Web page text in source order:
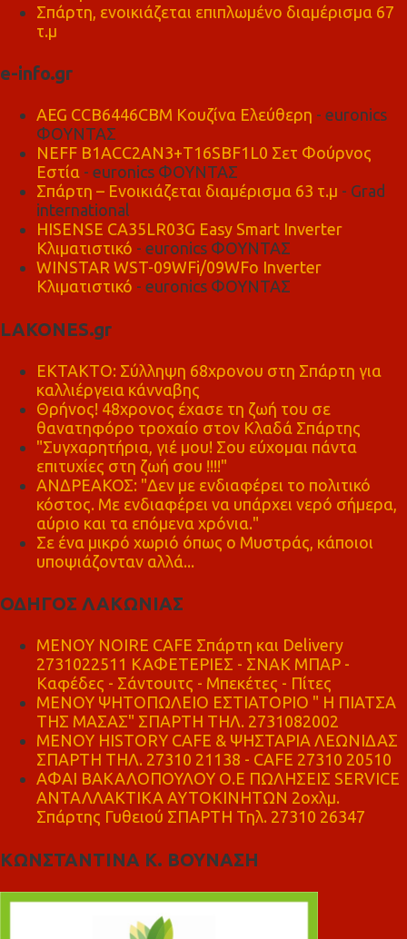
Σπάρτη, ενοικιάζεται επιπλωμένο διαμέρισμα 67
τ.μ
e-info.gr
AEG CCB6446CBM Κουζίνα Ελεύθερη - euronics
ΦΟΥΝΤΑΣ
NEFF B1ACC2AN3+T16SBF1L0 Σετ Φούρνος
Εστία - euronics ΦΟΥΝΤΑΣ
Σπάρτη – Ενοικιάζεται διαμέρισμα 63 τ.μ - Grad
international
HISENSE CA35LR03G Easy Smart Inverter
Κλιματιστικό - euronics ΦΟΥΝΤΑΣ
WINSTAR WST-09WFi/09WFo Inverter
Κλιματιστικό - euronics ΦΟΥΝΤΑΣ
LAKONES.gr
ΕΚΤΑΚΤΟ: Σύλληψη 68χρονου στη Σπάρτη για
καλλιέργεια κάνναβης
Θρήνος! 48χρονος έχασε τη ζωή του σε
θανατηφόρο τροχαίο στον Κλαδά Σπάρτης
"Συγχαρητήρια, γιέ μου! Σου εύχομαι πάντα
επιτυχίες στη ζωή σου !!!!"
ΑΝΔΡΕΑΚΟΣ: "Δεν με ενδιαφέρει το πολιτικό
κόστος. Με ενδιαφέρει να υπάρχει νερό σήμερα,
αύριο και τα επόμενα χρόνια."
Σε ένα μικρό χωριό όπως ο Μυστράς, κάποιοι
υποψιάζονταν αλλά...
ΟΔΗΓΟΣ ΛΑΚΩΝΙΑΣ
MENOY NOIRE CAFE Σπάρτη και Delivery
2731022511 ΚΑΦΕΤΕΡΙΕΣ - ΣΝΑΚ ΜΠΑΡ -
Καφέδες - Σάντουιτς - Μπεκέτες - Πίτες
ΜΕΝΟΥ ΨΗΤΟΠΩΛΕΙΟ ΕΣΤΙΑΤΟΡΙΟ " Η ΠΙΑΤΣΑ
ΤΗΣ ΜΑΣΑΣ" ΣΠΑΡΤΗ ΤΗΛ. 2731082002
ΜΕΝΟΥ HISTORY CAFE & ΨΗΣΤΑΡΙΑ ΛΕΩΝΙΔΑΣ
ΣΠΑΡΤΗ ΤΗΛ. 27310 21138 - CAFE 27310 20510
ΑΦΑΙ ΒΑΚΑΛΟΠΟΥΛΟΥ Ο.Ε ΠΩΛΗΣΕΙΣ SERVICE
ΑΝΤΑΛΛΑΚΤΙΚΑ ΑΥΤΟΚΙΝΗΤΩΝ 2οχλμ.
Σπάρτης Γυθειού ΣΠΑΡΤΗ Τηλ. 27310 26347
ΚΩΝΣΤΑΝΤΙΝΑ Κ. ΒΟΥΝΑΣΗ